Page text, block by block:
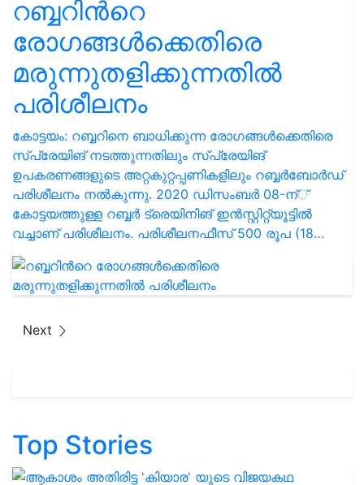
റബ്ബറിന്‍റെ
രോഗങ്ങള്‍ക്കെതിരെ
മരുന്നുതളിക്കുന്നതില്‍
പരിശീലനം
കോട്ടയം: റബ്ബറിനെ ബാധിക്കുന്ന രോഗങ്ങള്‍ക്കെതിരെ
സ്‌പ്രേയിങ് നടത്തുന്നതിലും സ്‌പ്രേയിങ്
ഉപകരണങ്ങളുടെ അറ്റകുറ്റപ്പണികളിലും റബ്ബര്‍ബോര്‍ഡ്
പരിശീലനം നല്‍കുന്നു. 2020 ഡിസംബര്‍ 08-ന്്
കോട്ടയത്തുള്ള റബ്ബര്‍ ട്രെയിനിങ് ഇന്‍സ്റ്റിറ്റ്യൂട്ടില്‍
വച്ചാണ് പരിശീലനം. പരിശീലനഫീസ് 500 രൂപ (18…
Next
Top Stories